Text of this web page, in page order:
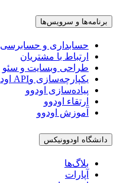
برنامه‌ها و سرویس‌ها
حسابداری و حسابرسی
ارتباط با مشتریان
طراحی وبسایت و سئو
یکپارچه‌سازی وAPI اودوو
پیاده‌سازی اودوو
ارتقاء اودوو
آموزش اودوو
دانشگاه اودوونیکس
بلاگ‌ها
آپارات